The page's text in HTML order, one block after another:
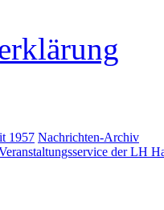
1957 Nachrichten-Archiv
der LH